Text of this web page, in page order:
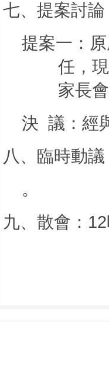
七、提案討論
提案一：
任，
家長
決 議：經
八、臨時動議
。
九、散會： 12